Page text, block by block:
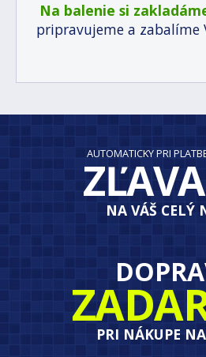
Na balenie si
pripravujeme a zabalíme
AUTOMATICKY PRI
ZĽAVA
NA VÁŠ CELÝ
PRI NÁKUPE